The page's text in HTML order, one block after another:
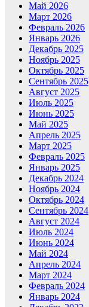
Май 2026
Март 2026
Февраль 2026
Январь 2026
Декабрь 2025
Ноябрь 2025
Октябрь 2025
Сентябрь 2025
Август 2025
Июль 2025
Июнь 2025
Май 2025
Апрель 2025
Март 2025
Февраль 2025
Январь 2025
Декабрь 2024
Ноябрь 2024
Октябрь 2024
Сентябрь 2024
Август 2024
Июль 2024
Июнь 2024
Май 2024
Апрель 2024
Март 2024
Февраль 2024
Январь 2024